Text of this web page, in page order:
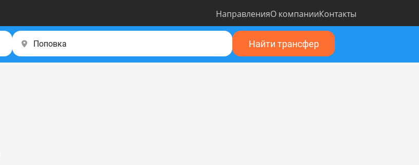
НаправленияО компанииКонтакты
Найти трансфер